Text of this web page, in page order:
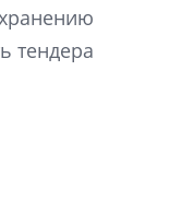
тендера